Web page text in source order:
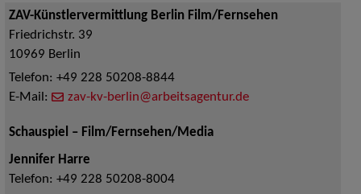
ZAV-Künstlervermittlung Berlin Film/Fernsehen
Friedrichstr. 39
10969 Berlin
Telefon: +49 228 50208-8844
E-Mail:
zav-kv-berlin@arbeitsagentur.de
Schauspiel – Film/Fernsehen/Media
Jennifer Harre
Telefon: +49 228 50208-8004